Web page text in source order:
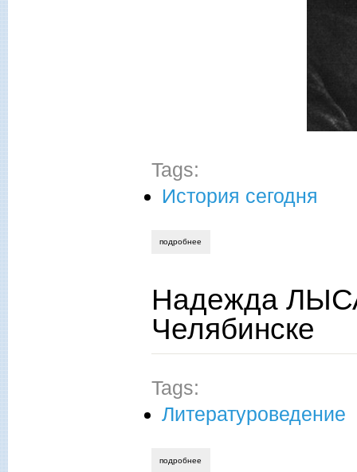
Tags:
История сегодня
подробнее
Надежда
Челябинске
Tags:
Литературоведение
подробнее